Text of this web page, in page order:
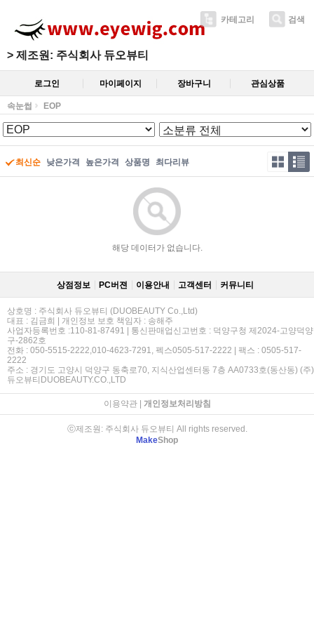
> 제조원: 주식회사 듀오뷰티
카테고리 검색
로그인 마이페이지 장바구니 관심상품
속눈썹 EOP
최신순 낮은가격 높은가격 상품명 최다리뷰
해당 데이터가 없습니다.
상점정보 PC버젼 이용안내 고객센터 커뮤니티
상호명 : 주식회사 듀오뷰티 (DUOBEAUTY Co.,Ltd)
대표 : 김금희 | 개인정보 보호 책임자 : 송해주
사업자등록번호 :110-81-87491 | 통신판매업신고번호 : 덕양구청 제2024-고양덕양
구-2862호
전화 : 050-5515-2222,010-4623-7291, 펙스0505-517-2222 | 팩스 : 0505-517-
2222
주소 : 경기도 고양시 덕양구 동축로70, 지식산업센터동 7층 AA0733호(동산동) (주)
듀오뷰티DUOBEAUTY.CO.,LTD
이용약관| 개인정보처리방침
ⓒ제조원: 주식회사 듀오뷰티 All rights reserved.
MakeShop